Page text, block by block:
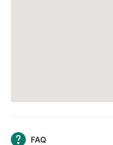
FAQ